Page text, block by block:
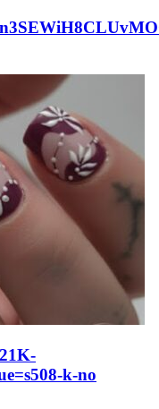
k-no